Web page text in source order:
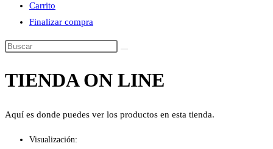
Carrito
Finalizar compra
Buscar
esta
TIENDA ON LINE
Aquí es donde puedes ver los productos en esta tienda.
Visualización: